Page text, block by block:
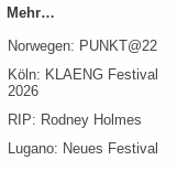
Mehr…
Norwegen: PUNKT@22
Köln: KLAENG Festival
2026
RIP: Rodney Holmes
Lugano: Neues Festival